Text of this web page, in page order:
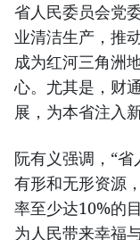
省人民委员会党
业清洁生产，推
成为红河三角洲
心。尤其是，财
展，为本省注入
阮有义强调，“省
有形和无形资源
率至少达10%的
为人民带来幸福